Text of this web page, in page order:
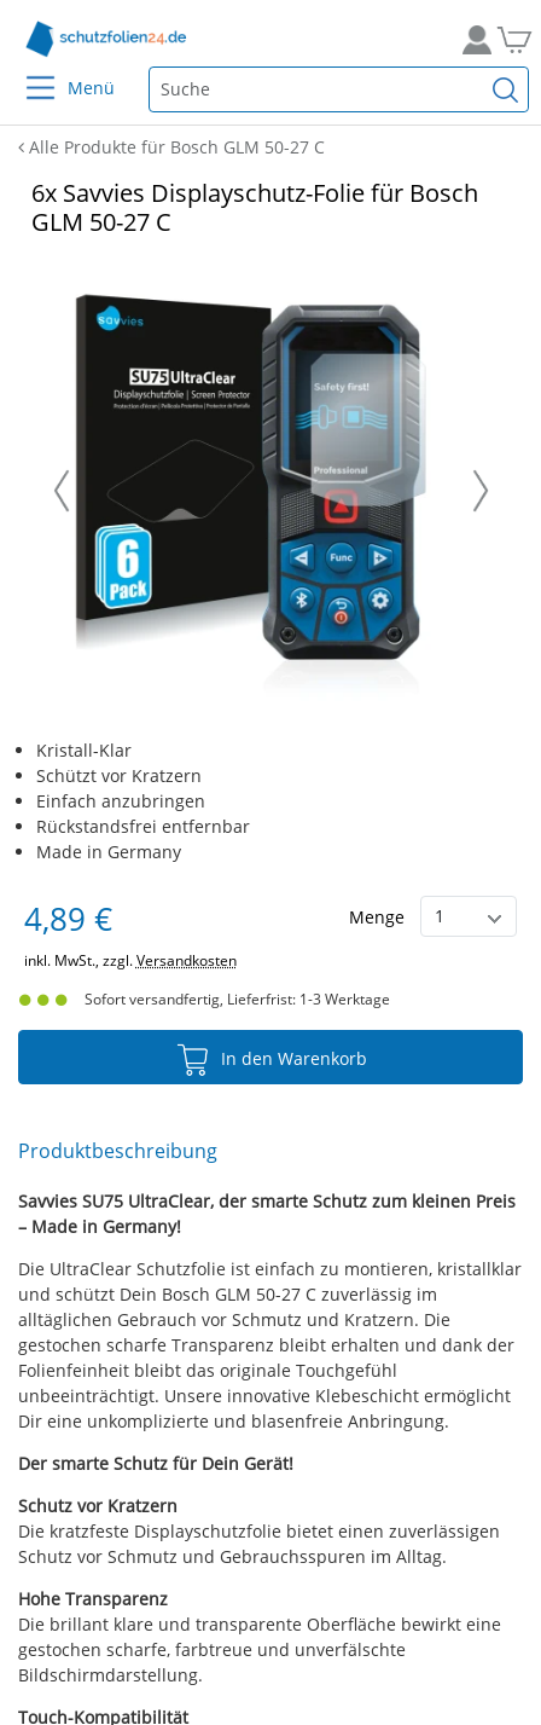
Menü
Alle Produkte für Bosch GLM 50-27 C
6x Savvies Displayschutz-Folie für Bosch
GLM 50-27 C
Kristall-Klar
Schützt vor Kratzern
Einfach anzubringen
Rückstandsfrei entfernbar
Made in Germany
4,89 € Menge
inkl. MwSt., zzgl.Versandkosten
Sofort versandfertig, Lieferfrist: 1-3 Werktage
In den Warenkorb
Produktbeschreibung
Savvies SU75 UltraClear, der smarte Schutz zum kleinen Preis
– Made in Germany!
Die UltraClear Schutzfolie ist einfach zu montieren, kristallklar
und schützt Dein Bosch GLM 50-27 C zuverlässig im
alltäglichen Gebrauch vor Schmutz und Kratzern. Die
gestochen scharfe Transparenz bleibt erhalten und dank der
Folienfeinheit bleibt das originale Touchgefühl
unbeeinträchtigt. Unsere innovative Klebeschicht ermöglicht
Dir eine unkomplizierte und blasenfreie Anbringung.
Der smarte Schutz für Dein Gerät!
Schutz vor Kratzern
Die kratzfeste Displayschutzfolie bietet einen zuverlässigen
Schutz vor Schmutz und Gebrauchsspuren im Alltag.
Hohe Transparenz
Die brillant klare und transparente Oberfläche bewirkt eine
gestochen scharfe, farbtreue und unverfälschte
Bildschirmdarstellung.
Touch-Kompatibilität